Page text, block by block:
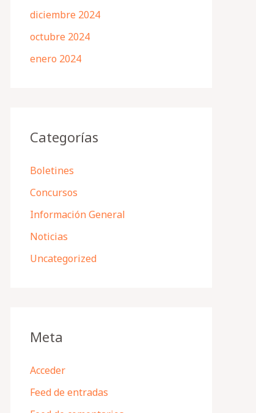
diciembre 2024
octubre 2024
enero 2024
Categorías
Boletines
Concursos
Información General
Noticias
Uncategorized
Meta
Acceder
Feed de entradas